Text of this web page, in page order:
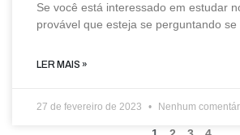
Se você está interessado em estudar
provável que esteja se perguntando
LER MAIS »
27 de fevereiro de 2023 Nenhum